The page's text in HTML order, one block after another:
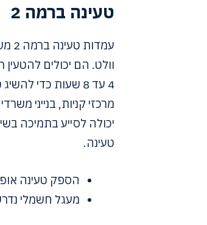
טעינה ברמה 2
4 עד 8 שעות כדי
יכולה לסייע בתמיכה
טעינה.
הספק טעינה אופייני: 3.3 עד 19.2
מעגל חשמלי נדרש: 208 עד 240